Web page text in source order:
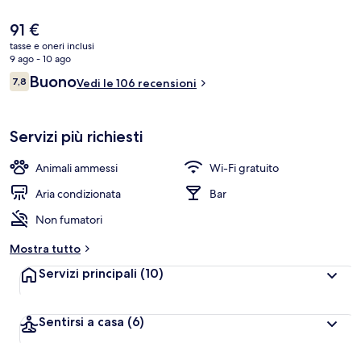
Il
prezzo
attuale
è
91 €
91 €
tasse e oneri inclusi
9 ago - 10 ago
Recensioni
7,87,8 su 10
BuonoVedi le 106 recensioni
Servizi più richiesti
Animali ammessi
Wi-Fi gratuito
Aria condizionata
Bar
Non fumatori
Mostra tutto
Servizi principali (10)
Sentirsi a casa (6)